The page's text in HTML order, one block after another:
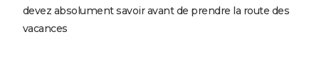
devez absolument savoir avant de prendre la route des
vacances